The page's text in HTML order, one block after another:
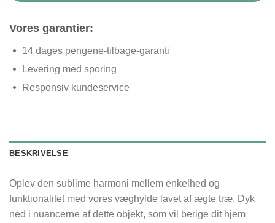
Vores garantier:
14 dages pengene-tilbage-garanti
Levering med sporing
Responsiv kundeservice
BESKRIVELSE
Oplev den sublime harmoni mellem enkelhed og
funktionalitet med vores væghylde lavet af ægte træ. Dyk
ned i nuancerne af dette objekt, som vil berige dit hjem